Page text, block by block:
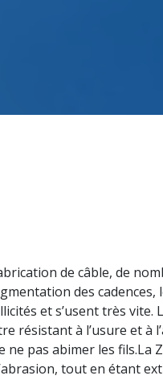
de câble, de
des cadences,
et s’usent très vite.
résistant à l’usure et à
ne pas abimer les fils.La
tout en étant